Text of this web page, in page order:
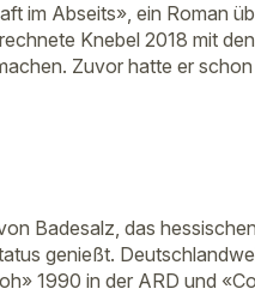
im Abseits», ein Roman
Knebel 2018 mit
Zuvor hatte er schon
Badesalz, das
genießt.
1990 in der ARD und